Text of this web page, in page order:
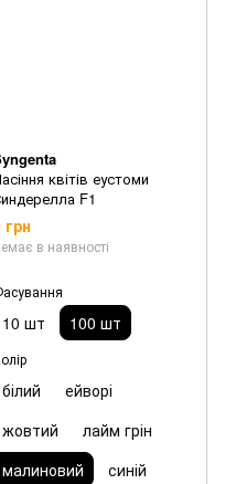
квітів еустоми
F1
грн
в наявності
10 шт 100 шт
білий
ейворі
жовтий
лайм грін
малиновий
синій